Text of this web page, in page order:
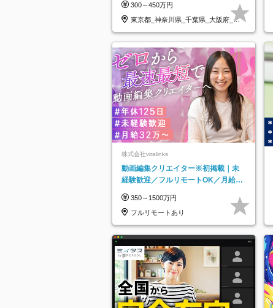
300～450万円
東京都_神奈川県_千葉県_大阪府_愛
知県…
株式会社viralinks
動画編集クリエイター※初掲載｜未
経験歓迎／フルリモートOK／月給32
350～1500万円
フルリモートあり